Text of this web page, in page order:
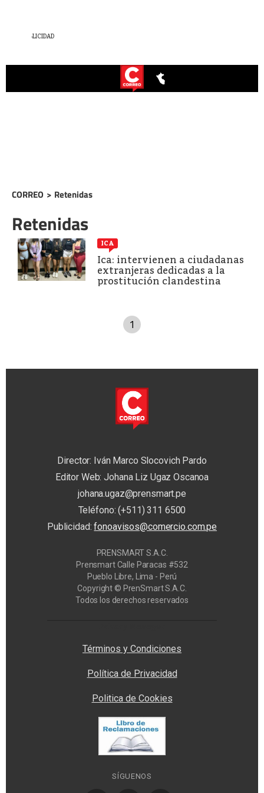
CORREO > Retenidas
Retenidas
ICA
Ica: intervienen a ciudadanas
extranjeras dedicadas a la
prostitución clandestina
1
Director: Iván Marco Slocovich Pardo
Editor Web: Johana Liz Ugaz Oscanoa
johana.ugaz@prensmart.pe
Teléfono: (+511) 311 6500
Publicidad:fonoavisos@comercio.com.pe
PRENSMART S.A.C.
Prensmart Calle Paracas #532
Pueblo Libre, Lima - Perú
Copyright © PrenSmart S.A.C.
Todos los derechos reservados
Términos y Condiciones
Política de Privacidad
Politica de Cookies
SÍGUENOS